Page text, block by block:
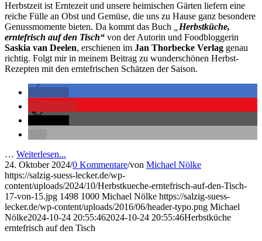
Herbstzeit ist Erntezeit und unsere heimischen Gärten liefern eine
reiche Fülle an Obst und Gemüse, die uns zu Hause ganz besondere
Genussmomente bieten. Da kommt das Buch
Herbstküche,
erntefrisch auf den Tisch“ von der Autorin und Foodbloggerin
Saskia van Deelen, erschienen im Jan Thorbecke Verlag genau
richtig. Folgt mir in meinem Beitrag zu wunderschönen Herbst-
Rezepten mit den erntefrischen Schätzen der Saison.
… Weiterlesen...
24. Oktober 2024/0 Kommentare/von Michael Nölke
https://salzig-suess-lecker.de/wp-
content/uploads/2024/10/Herbstkueche-erntefrisch-auf-den-Tisch-
17-von-15.jpg 1498 1000 Michael Nölke https://salzig-suess-
lecker.de/wp-content/uploads/2016/06/header-typo.png Michael
Nölke2024-10-24 20:55:462024-10-24 20:55:46Herbstküche
erntefrisch auf den Tisch